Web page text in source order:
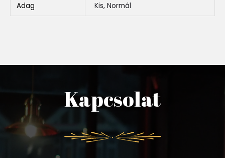
Adag Kis, Normál
Kapcsolat